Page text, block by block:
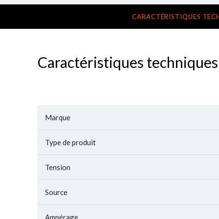
CARACTÉRISTIQUES
Caractéristiques techniques
Marque
Type de produit
Tension
Source
Ampérage